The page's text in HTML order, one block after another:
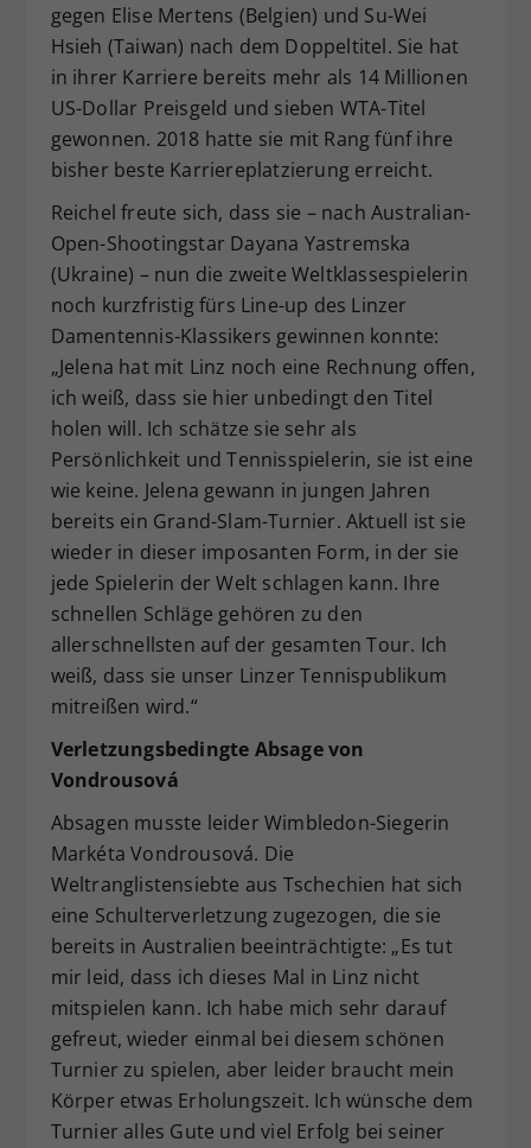
gegen Elise Mertens (Belgien) und Su-Wei
Hsieh (Taiwan) nach dem Doppeltitel. Sie hat
in ihrer Karriere bereits mehr als 14 Millionen
US-Dollar Preisgeld und sieben WTA-Titel
gewonnen. 2018 hatte sie mit Rang fünf ihre
bisher beste Karriereplatzierung erreicht.
Reichel freute sich, dass sie – nach Australian-
Open-Shootingstar Dayana Yastremska
(Ukraine) – nun die zweite Weltklassespielerin
noch kurzfristig fürs Line-up des Linzer
Damentennis-Klassikers gewinnen konnte:
„Jelena hat mit Linz noch eine Rechnung offen,
ich weiß, dass sie hier unbedingt den Titel
holen will. Ich schätze sie sehr als
Persönlichkeit und Tennisspielerin, sie ist eine
wie keine. Jelena gewann in jungen Jahren
bereits ein Grand-Slam-Turnier. Aktuell ist sie
wieder in dieser imposanten Form, in der sie
jede Spielerin der Welt schlagen kann. Ihre
schnellen Schläge gehören zu den
allerschnellsten auf der gesamten Tour. Ich
weiß, dass sie unser Linzer Tennispublikum
mitreißen wird.“
Verletzungsbedingte Absage von
Vondrousová
Absagen musste leider Wimbledon-Siegerin
Markéta Vondrousová. Die
Weltranglistensiebte aus Tschechien hat sich
eine Schulterverletzung zugezogen, die sie
bereits in Australien beeinträchtigte: „Es tut
mir leid, dass ich dieses Mal in Linz nicht
mitspielen kann. Ich habe mich sehr darauf
gefreut, wieder einmal bei diesem schönen
Turnier zu spielen, aber leider braucht mein
Körper etwas Erholungszeit. Ich wünsche dem
Turnier alles Gute und viel Erfolg bei seiner